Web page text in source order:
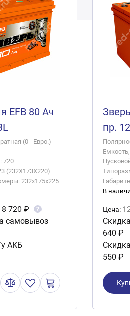
EFB 80 Ач
(0 - Евро.)
720
(232X173X220)
232x175x225
8 720 ₽ ?
самовывоз
АКБ
пр.
В
Цена:
640 ₽
550 ₽